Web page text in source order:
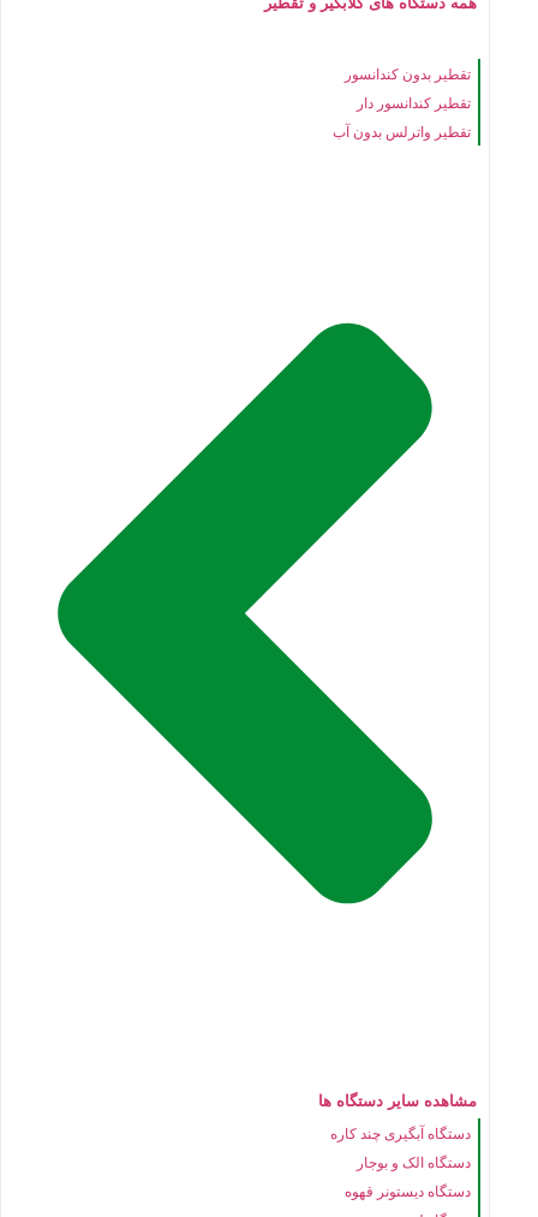
تقطیر بدون کندانسور
تقطیر کندانسور دار
تقطیر واترلس بدون آب
مشاهده سایر دستگاه ها
دستگاه آبگیری چند کاره
دستگاه الک و بوجار
دستگاه دیستونر قهوه